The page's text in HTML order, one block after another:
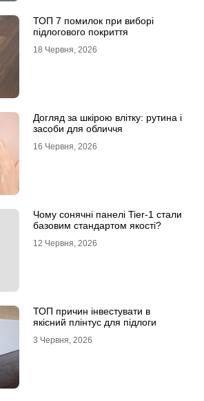
ТОП 7 помилок при виборі
підлогового покриття
18 Червня, 2026
Догляд за шкірою влітку: рутина і
засоби для обличчя
16 Червня, 2026
Чому сонячні панелі Tier-1 стали
базовим стандартом якості?
12 Червня, 2026
ТОП причин інвестувати в
якісний плінтус для підлоги
3 Червня, 2026